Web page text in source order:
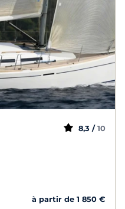
8,3 / 10
à partir de 1 850 €